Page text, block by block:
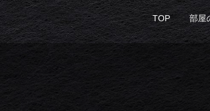
TOP 部屋